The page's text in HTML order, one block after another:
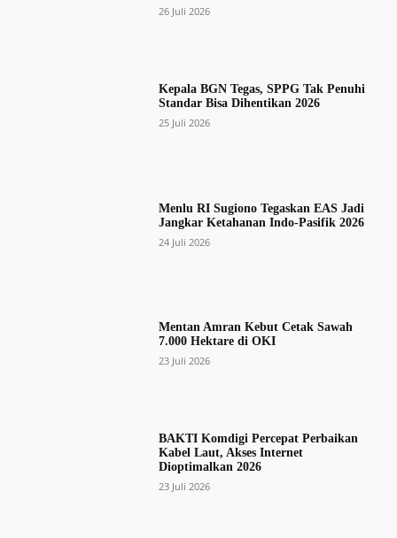
26 Juli 2026
Kepala BGN Tegas, SPPG Tak Penuhi
Standar Bisa Dihentikan 2026
25 Juli 2026
Menlu RI Sugiono Tegaskan EAS Jadi
Jangkar Ketahanan Indo-Pasifik 2026
24 Juli 2026
Mentan Amran Kebut Cetak Sawah
7.000 Hektare di OKI
23 Juli 2026
BAKTI Komdigi Percepat Perbaikan
Kabel Laut, Akses Internet
Dioptimalkan 2026
23 Juli 2026